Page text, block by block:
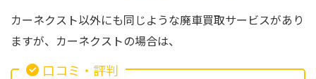
カーネクスト以外にも同じような廃車買取サービスがあり
ますが、カーネクストの場合は、
口コミ・評判